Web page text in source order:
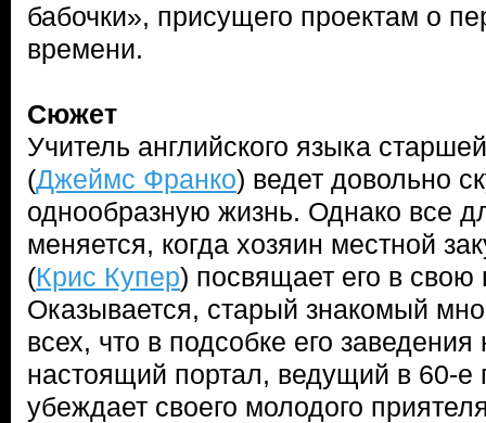
бабочки», присущего проектам о
времени.
Сюжет
Учитель английского языка
(Джеймс Франко) ведет довольно
однообразную жизнь. Однако все
меняется, когда хозяин местной
(Крис Купер) посвящает его в
Оказывается, старый знакомый
всех, что в подсобке его
настоящий портал, ведущий в 60-е
убеждает своего молодого